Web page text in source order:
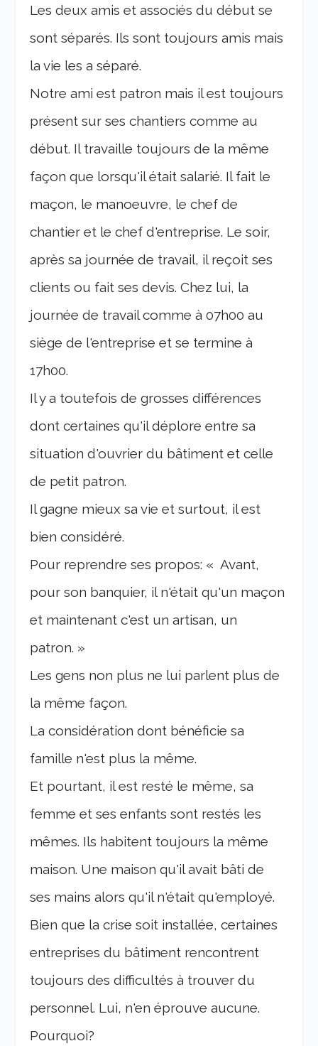
Les deux amis et associés du début se
sont séparés. Ils sont toujours amis mais
la vie les a séparé.
Notre ami est patron mais il est toujours
présent sur ses chantiers comme au
début. Il travaille toujours de la même
façon que lorsqu'il était salarié. Il fait le
maçon, le manoeuvre, le chef de
chantier et le chef d'entreprise. Le soir,
après sa journée de travail, il reçoit ses
clients ou fait ses devis. Chez lui, la
journée de travail comme à 07h00 au
siège de l'entreprise et se termine à
17h00.
Il y a toutefois de grosses différences
dont certaines qu'il déplore entre sa
situation d'ouvrier du bâtiment et celle
de petit patron.
Il gagne mieux sa vie et surtout, il est
bien considéré.
Pour reprendre ses propos: « Avant,
pour son banquier, il n'était qu'un maçon
et maintenant c'est un artisan, un
patron. »
Les gens non plus ne lui parlent plus de
la même façon.
La considération dont bénéficie sa
famille n'est plus la même.
Et pourtant, il est resté le même, sa
femme et ses enfants sont restés les
mêmes. Ils habitent toujours la même
maison. Une maison qu'il avait bâti de
ses mains alors qu'il n'était qu'employé.
Bien que la crise soit installée, certaines
entreprises du bâtiment rencontrent
toujours des difficultés à trouver du
personnel. Lui, n'en éprouve aucune.
Pourquoi?